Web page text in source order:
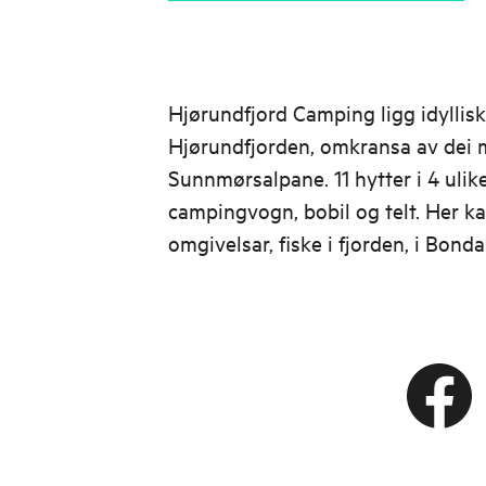
Hjørundfjord Camping ligg
Hjørundfjorden, omkransa av dei
Sunnmørsalpane. 11 hytter i 4
campingvogn, bobil og telt. Her
omgivelsar, fiske i fjorden, i